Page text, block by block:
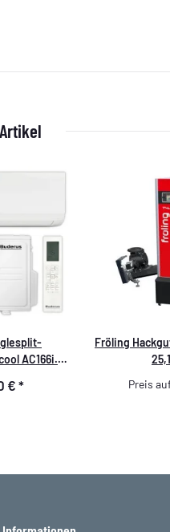
AC166i.2
€ *
Fröling
Preis